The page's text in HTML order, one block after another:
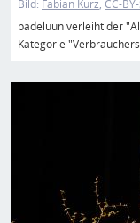
Bild: Fabian Kurz CC-
padeluun verleiht der
Kategorie
Bild